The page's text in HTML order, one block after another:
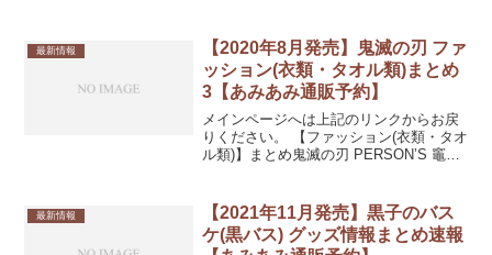
旬11%OFF 970円(税込)『うた...
最新情報
【2020年8月発売】鬼滅の刃 ファ
ッション(衣類・タオル類)まとめ
3【あみあみ通販予約】
メインページへは上記のリンクからお戻
りください。 【ファッション(衣類・タオ
ル類)】まとめ鬼滅の刃 PERSON’S 竈門
PERSON’S 竈門炭治...
最新情報
【2021年11月発売】黒子のバス
ケ(黒バス) グッズ情報まとめ速報